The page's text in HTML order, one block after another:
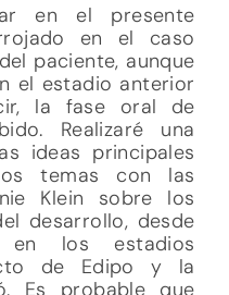
en el presente
en el caso
paciente, aunque
el estadio anterior
la fase oral de
Realizaré una
ideas principales
temas con las
Klein sobre los
desarrollo, desde
en los estadios
de Edipo y la
Es probable que